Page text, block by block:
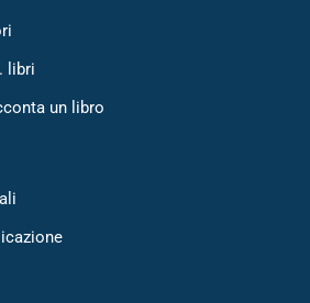
libri
un libro